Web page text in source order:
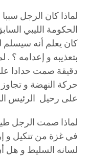
لماذا كان الرجل
الحكومة الليبي
كان يعلم أنه سيسلم
بتعذيبه و إعدامه ؟
دقيقة صمت حدادا
حركة النهضة و
على رحيل الرئيس
لماذا صمت الرجل
في غزة من تنكيل و
لسانه السليط و هل